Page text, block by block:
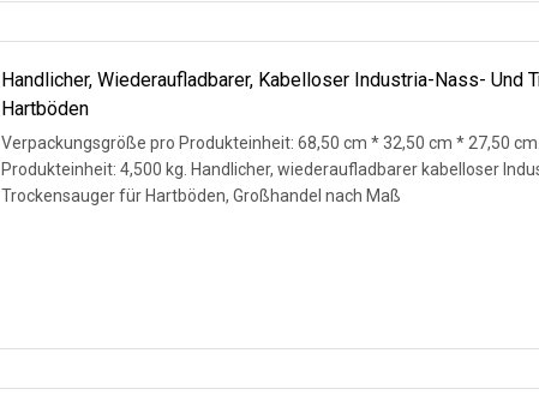
Handlicher, Wiederaufladbarer, Kabelloser Industria-Nass- Und
Hartböden
Verpackungsgröße pro Produkteinheit: 68,50 cm * 32,50 cm * 27,50
Produkteinheit: 4,500 kg. Handlicher, wiederaufladbarer kabelloser
Trockensauger für Hartböden, Großhandel nach Maß